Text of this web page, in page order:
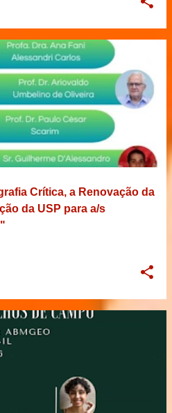
Crítica, a Renovação da
da USP para a/s